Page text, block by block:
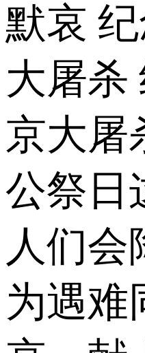
默哀
大屠杀
京大屠
公祭日
人们会
为遇难